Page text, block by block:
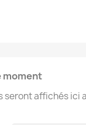
moment
affichés ici